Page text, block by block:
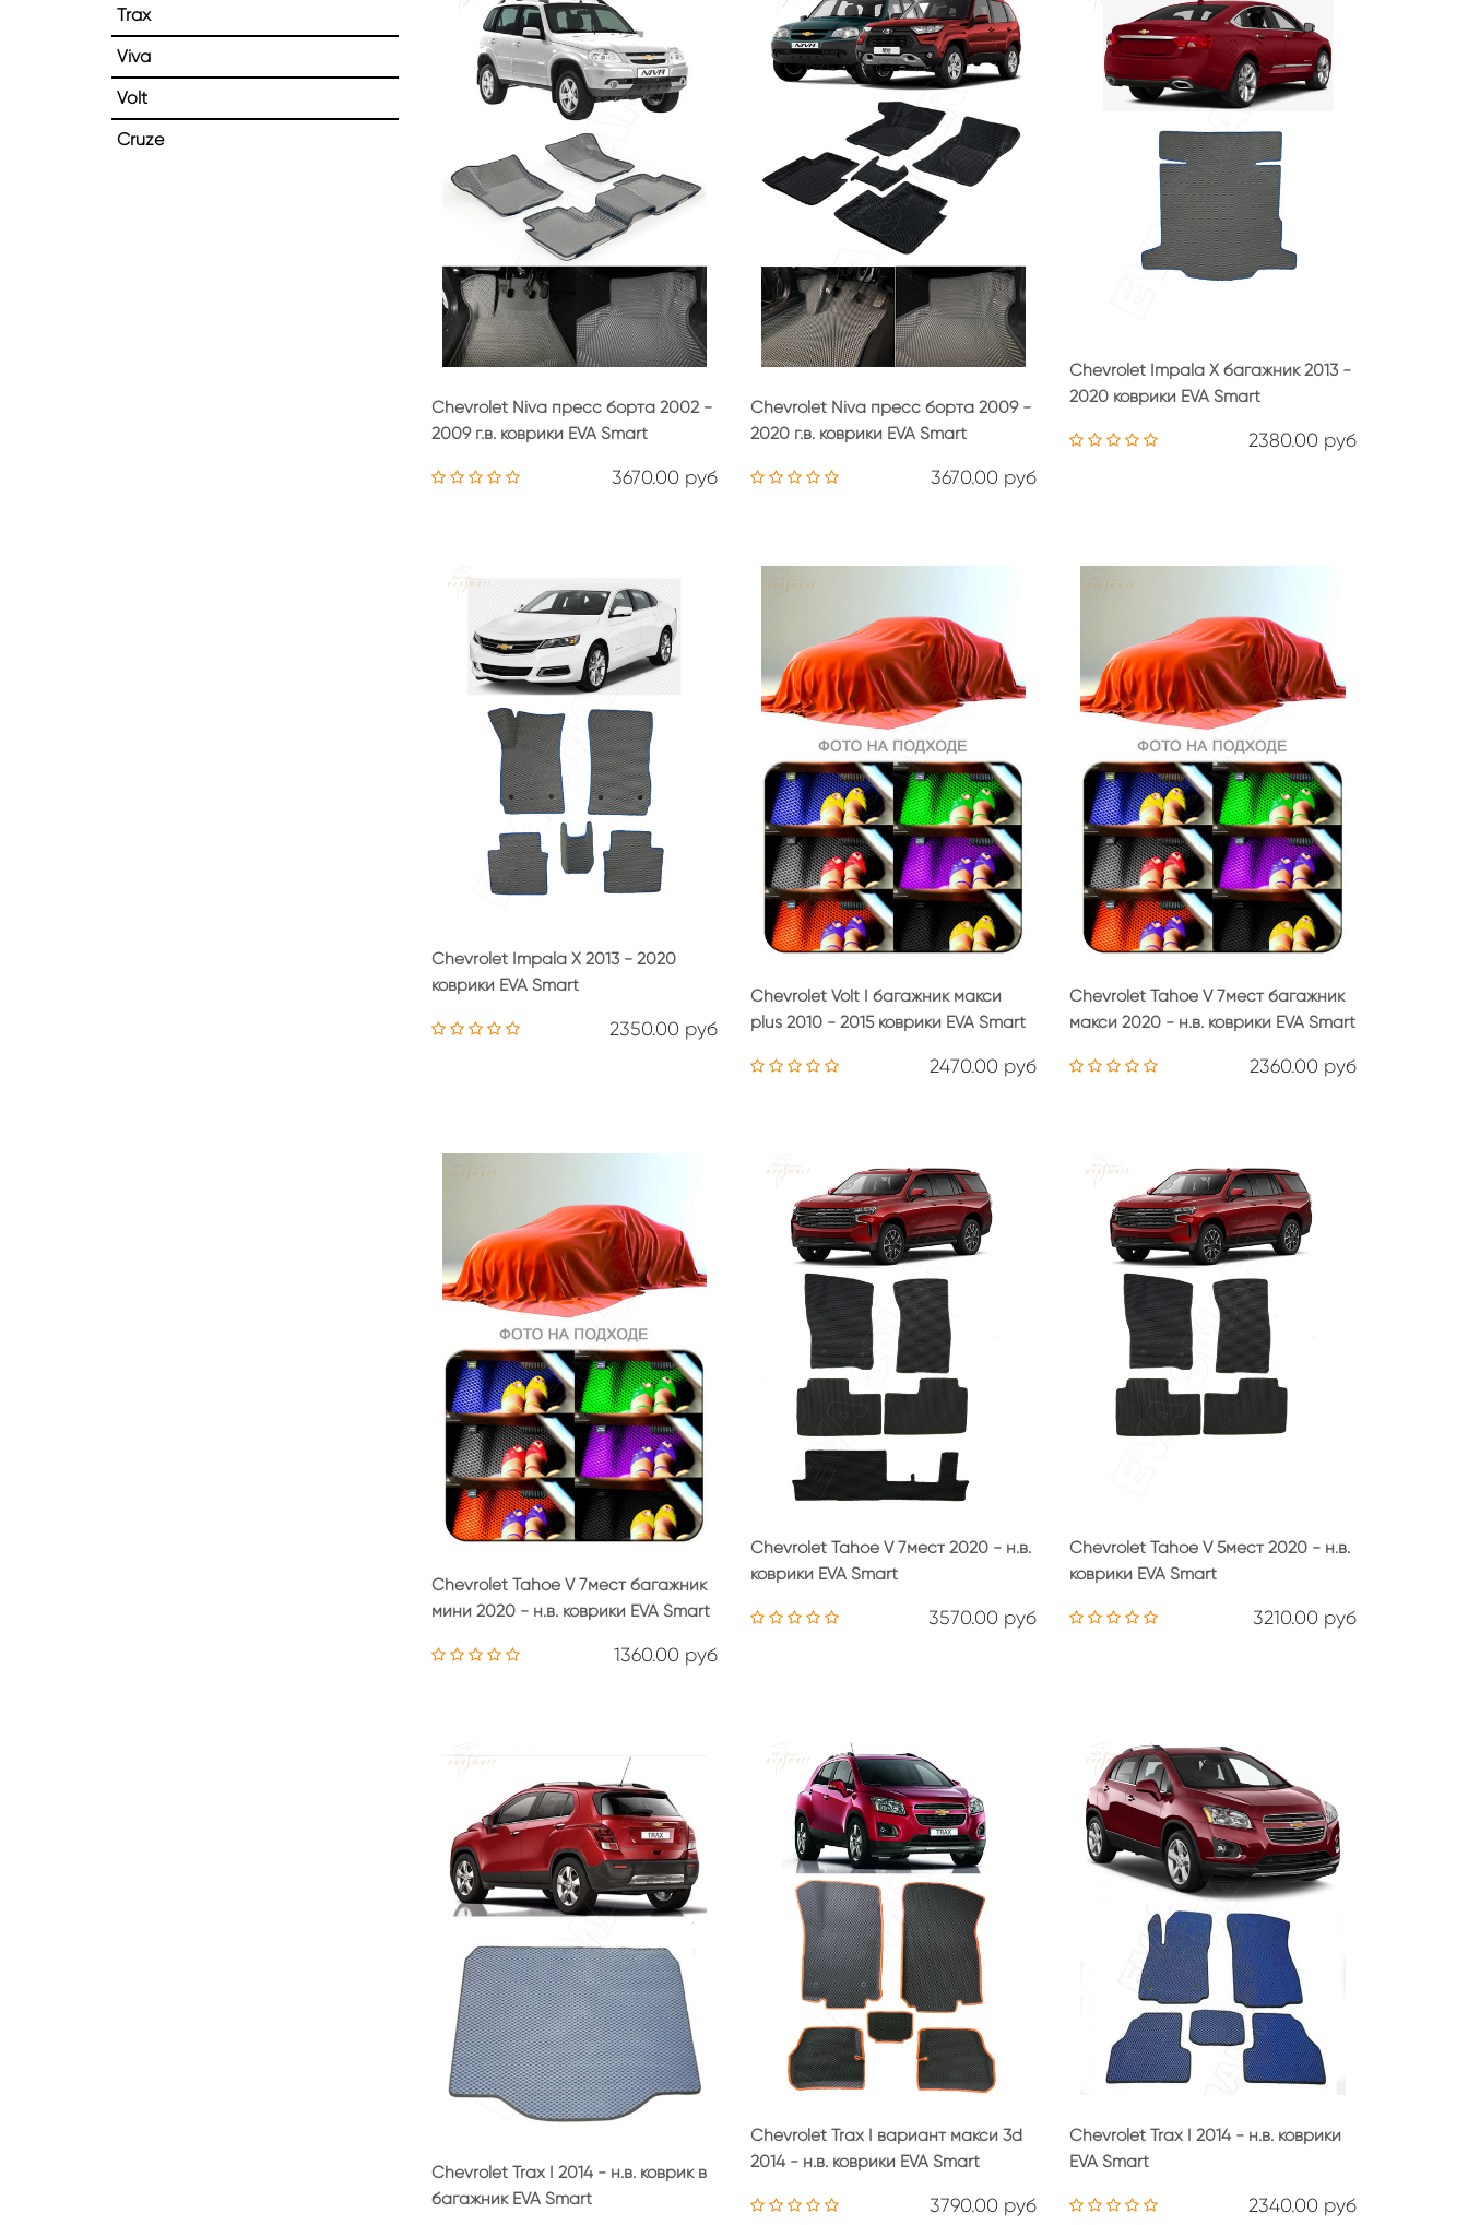
Chevrolet Niva пресс борта 2002 -
2009 г.в. коврики EVA Smart
3670.00 руб
Chevrolet Niva пресс борта 2009 -
2020 г.в. коврики EVA Smart
3670.00 руб
Chevrolet Impala X багажник 2013 -
2020 коврики EVA Smart
2380.00 руб
Chevrolet Impala X 2013 - 2020
коврики EVA Smart
2350.00 руб
Chevrolet Volt I багажник макси
plus 2010 - 2015 коврики EVA Smart
2470.00 руб
Chevrolet Tahoe V 7мест багажник
макси 2020 - н.в. коврики EVA Smart
2360.00 руб
Chevrolet Tahoe V 7мест багажник
мини 2020 - н.в. коврики EVA Smart
1360.00 руб
Chevrolet Tahoe V 7мест 2020 - н.в.
коврики EVA Smart
3570.00 руб
Chevrolet Tahoe V 5мест 2020 - н.в.
коврики EVA Smart
3210.00 руб
Chevrolet Trax I 2014 - н.в. коврик в
багажник EVA Smart
Chevrolet Trax I вариант макси 3d
2014 - н.в. коврики EVA Smart
3790.00 руб
Chevrolet Trax I 2014 - н.в. коврики
EVA Smart
2340.00 руб
Trax
Viva
Volt
Сruze